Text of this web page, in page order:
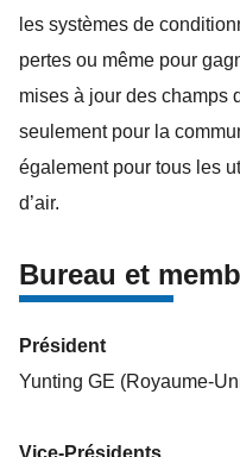
les systèmes de
pertes ou même pour
mises à jour des champs
seulement pour la
également pour tous les
d’air.
Bureau et
Président
Yunting GE (Royaume-
Vice-Présidents